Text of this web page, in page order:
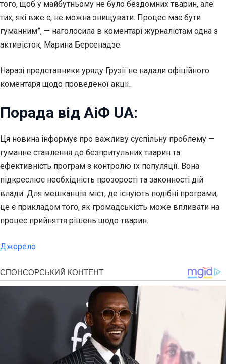
того, щоб у майбутньому не було бездомних тварин, але
тих, які вже є, не можна знищувати. Процес має бути
гуманним”, — наголосила в коментарі журналістам одна з
активісток, Марина Берсенадзе.
Наразі представники уряду Грузії не надали офіційного
коментаря щодо проведеної акції.
Порада від АіФ UA:
Ця новина інформує про важливу суспільну проблему —
гуманне ставлення до безпритульних тварин та
ефективність програм з контролю їх популяції. Вона
підкреслює необхідність прозорості та законності дій
влади. Для мешканців міст, де існують подібні програми,
це є прикладом того, як громадськість може впливати на
процес прийняття рішень щодо тварин.
Джерело